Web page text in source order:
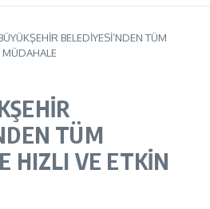
BELEDİYESİ’NDEN TÜM
MÜDAHALE
TÜM
HIZLI VE ETKİN